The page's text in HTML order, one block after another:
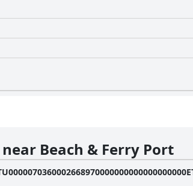
Beach & Ferry Port